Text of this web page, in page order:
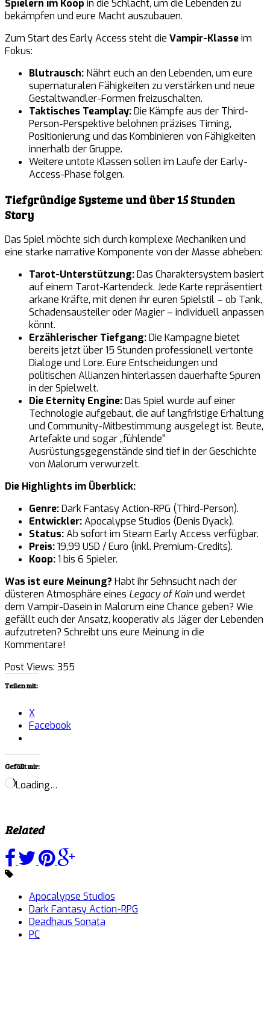
Spielern im Koop in die Schlacht, um die Lebenden zu
bekämpfen und eure Macht auszubauen.
Zum Start des Early Access steht die Vampir-Klasseim
Fokus:
Blutrausch: Nährt euch an den Lebenden, um eure
supernaturalen Fähigkeiten zu verstärken und neue
Gestaltwandler-Formen freizuschalten.
Taktisches Teamplay:Die Kämpfe aus der Third-
Person-Perspektive belohnen präzises Timing,
Positionierung und das Kombinieren von Fähigkeiten
innerhalb der Gruppe.
Weitere untote Klassen sollen im Laufe der Early-
Access-Phase folgen.
Tiefgründige Systeme und über 15 Stunden
Story
Das Spiel möchte sich durch komplexe Mechaniken und
eine starke narrative Komponente von der Masse abheben:
Tarot-Unterstützung:Das Charaktersystem basiert
auf einem Tarot-Kartendeck. Jede Karte repräsentiert
arkane Kräfte, mit denen ihr euren Spielstil – ob Tank,
Schadensausteiler oder Magier – individuell anpassen
könnt.
Erzählerischer Tiefgang:Die Kampagne bietet
bereits jetzt über 15 Stunden professionell vertonte
Dialoge und Lore. Eure Entscheidungen und
politischen Allianzen hinterlassen dauerhafte Spuren
in der Spielwelt.
Die Eternity Engine:Das Spiel wurde auf einer
Technologie aufgebaut, die auf langfristige Erhaltung
und Community-Mitbestimmung ausgelegt ist. Beute,
Artefakte und sogar „fühlende“
Ausrüstungsgegenstände sind tief in der Geschichte
von Malorum verwurzelt.
Die Highlights im Überblick:
Genre:Dark Fantasy Action-RPG (Third-Person).
Entwickler:Apocalypse Studios (Denis Dyack).
Status:Ab sofort im Steam Early Access verfügbar.
Preis:19,99 USD / Euro (inkl. Premium-Credits).
Koop:1 bis 6 Spieler.
Was ist eure Meinung? Habt ihr Sehnsucht nach der
düsteren Atmosphäre eines Legacy of Kainund werdet
dem Vampir-Dasein in Malorum eine Chance geben? Wie
gefällt euch der Ansatz, kooperativ als Jäger der Lebenden
aufzutreten? Schreibt uns eure Meinung in die
Kommentare!
Post Views: 355
Teilen mit:
X
Facebook
Gefällt mir:
Loading…
Related
Apocalypse Studios
Dark Fantasy Action-RPG
Deadhaus Sonata
PC